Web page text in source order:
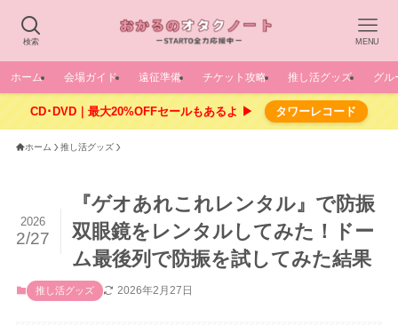
検索 MENU
ホーム 会場ガイド 遠征準備 チケット攻略 推し活グッズ グル
CD･DVD｜最大20%OFFセールもあるよ ▶ タワーレコード
ホーム 推し活グッズ
『ゲオあれこれレンタル』で防振
双眼鏡をレンタルしてみた！ドー
ム最後列で防振を試してみた結果
2026
2/27
推し活グッズ 2026年2月27日